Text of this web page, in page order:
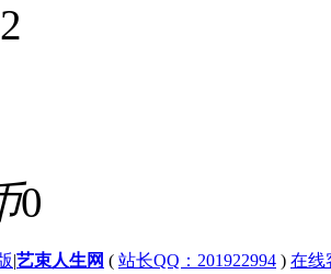
0
|艺束人生网 ( 站长QQ：201922994 ) 在线